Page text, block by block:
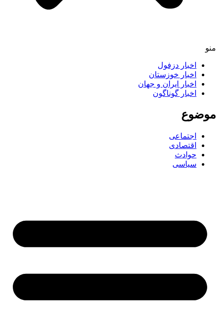
منو
اخبار دزفول
اخبار خوزستان
اخبار ایران و جهان
اخبار گوناگون
موضوع
اجتماعی
اقتصادی
حوادث
سیاسی